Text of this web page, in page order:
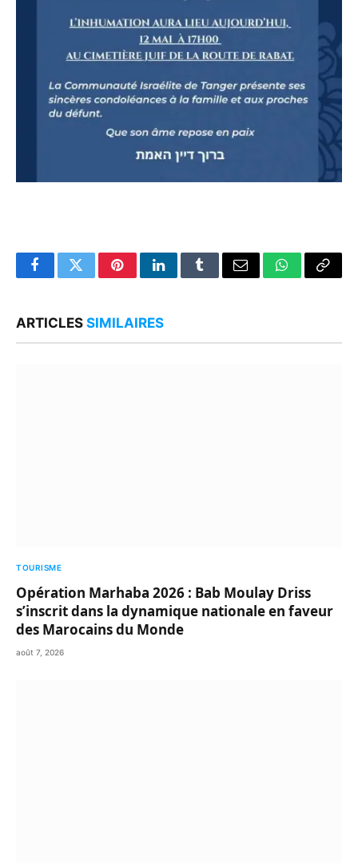
FacebookTwitterPinterestLinkedInTumblrEmail WhatsApp
Copy
ARTICLES SIMILAIRES
TOURISME
Opération Marhaba 2026 : Bab Moulay Driss
s’inscrit dans la dynamique nationale en faveur
des Marocains du Monde
août 7, 2026